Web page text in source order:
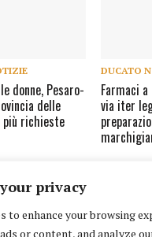
privacy
to enhance your browsing
or content, and analyze
donne, Pesaro-
delle
più richieste
DUCATO
Farmaci a
via iter